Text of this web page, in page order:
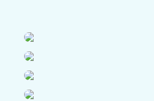
expert, explorez les points
, y compris la charmante
panoramiques, les rues
places pittoresques. Une
est l'un des points forts de